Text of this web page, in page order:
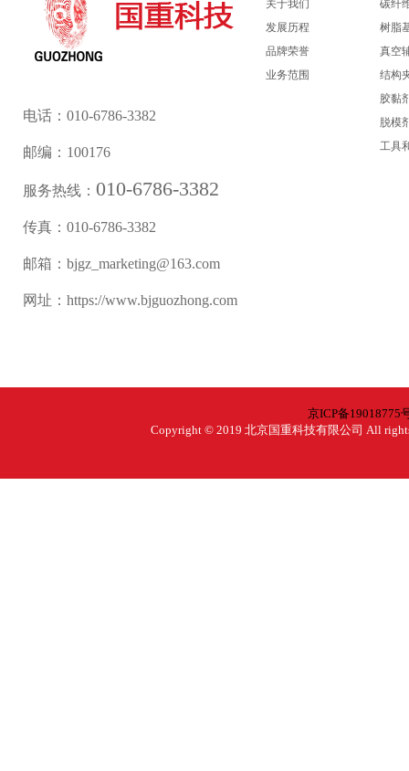
电话：010-6786-3382
邮编：100176
服务热线： 010-6786-3382
传真：010-6786-3382
邮箱：bjgz_marketing@163.com
网址：https://www.bjguozhong.com
关于我们
发展历程
品牌荣誉
业务范围
碳纤
树脂
真空
结构
胶黏
脱模
工具
京ICP备19018775
Copyright © 2019 北京国重科技有限公司 All